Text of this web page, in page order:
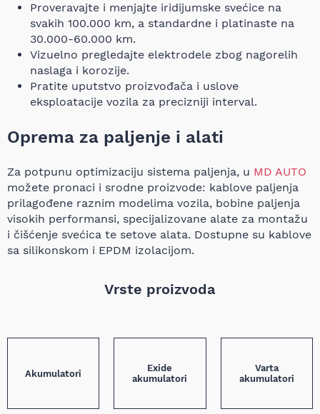
Proveravajte i menjajte iridijumske svećice na
svakih 100.000 km, a standardne i platinaste na
30.000-60.000 km.
Vizuelno pregledajte elektrodele zbog nagorelih
naslaga i korozije.
Pratite uputstvo proizvođača i uslove
eksploatacije vozila za precizniji interval.
Oprema za paljenje i alati
Za potpunu optimizaciju sistema paljenja, u MD AUTO
možete pronaci i srodne proizvode: kablove paljenja
prilagođene raznim modelima vozila, bobine paljenja
visokih performansi, specijalizovane alate za montažu
i čišćenje svećica te setove alata. Dostupne su kablove
sa silikonskom i EPDM izolacijom.
Vrste proizvoda
Akumulatori
Exide
akumulatori
Varta
akumulatori